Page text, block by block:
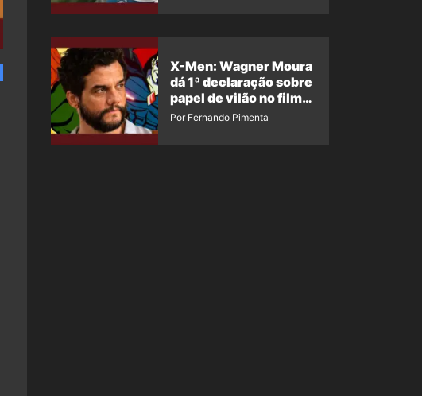
X-Men: Wagner Moura
dá 1ª declaração sobre
papel de vilão no filme
da Marvel
Por Fernando Pimenta